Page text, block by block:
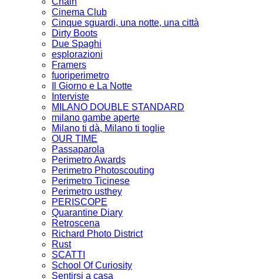
Cinema Club
Cinque sguardi, una notte, una città
Dirty Boots
Due Spaghi
esplorazioni
Framers
fuoriperimetro
Il Giorno e La Notte
Interviste
MILANO DOUBLE STANDARD
milano gambe aperte
Milano ti dà, Milano ti toglie
OUR TIME
Passaparola
Perimetro Awards
Perimetro Photoscouting
Perimetro Ticinese
Perimetro usthey
PERISCOPE
Quarantine Diary
Retroscena
Richard Photo District
Rust
SCATTI
School Of Curiosity
Sentirsi a casa